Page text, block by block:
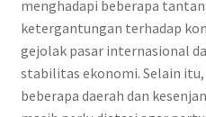
menghadapi beberapa
ketergantungan terhadap
gejolak pasar internasional
stabilitas ekonomi. Selain
beberapa daerah dan